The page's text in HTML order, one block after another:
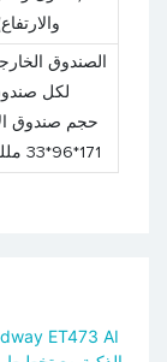
لكل
حجم صندوق
171*96*33 مللي متر